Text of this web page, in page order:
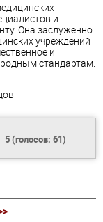
и
Она заслуженно
учреждений
и
стандартам.
5(голосов: 61)